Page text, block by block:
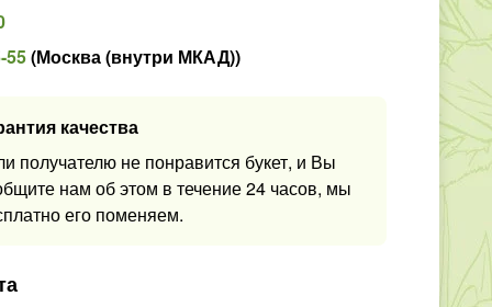
55(Москва (внутри МКАД))
качества
получателю не понравится букет, и Вы
нам об этом в течение 24 часов, мы
его поменяем.